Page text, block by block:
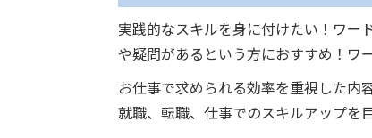
実践的なスキルを身に付けたい！ワー
や疑問があるという方におすすめ！ワ
お仕事で求められる効率を重視した内
就職、転職、仕事でのスキルアップを